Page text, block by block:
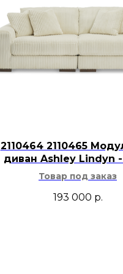
Матрас и
Модель
Кровать
другой
Кровать Ashley
гостевой комнате,
комнате отдыха.
2110464 2110465
диван Ashley Lindyn
Товар под заказ
193 000 р.